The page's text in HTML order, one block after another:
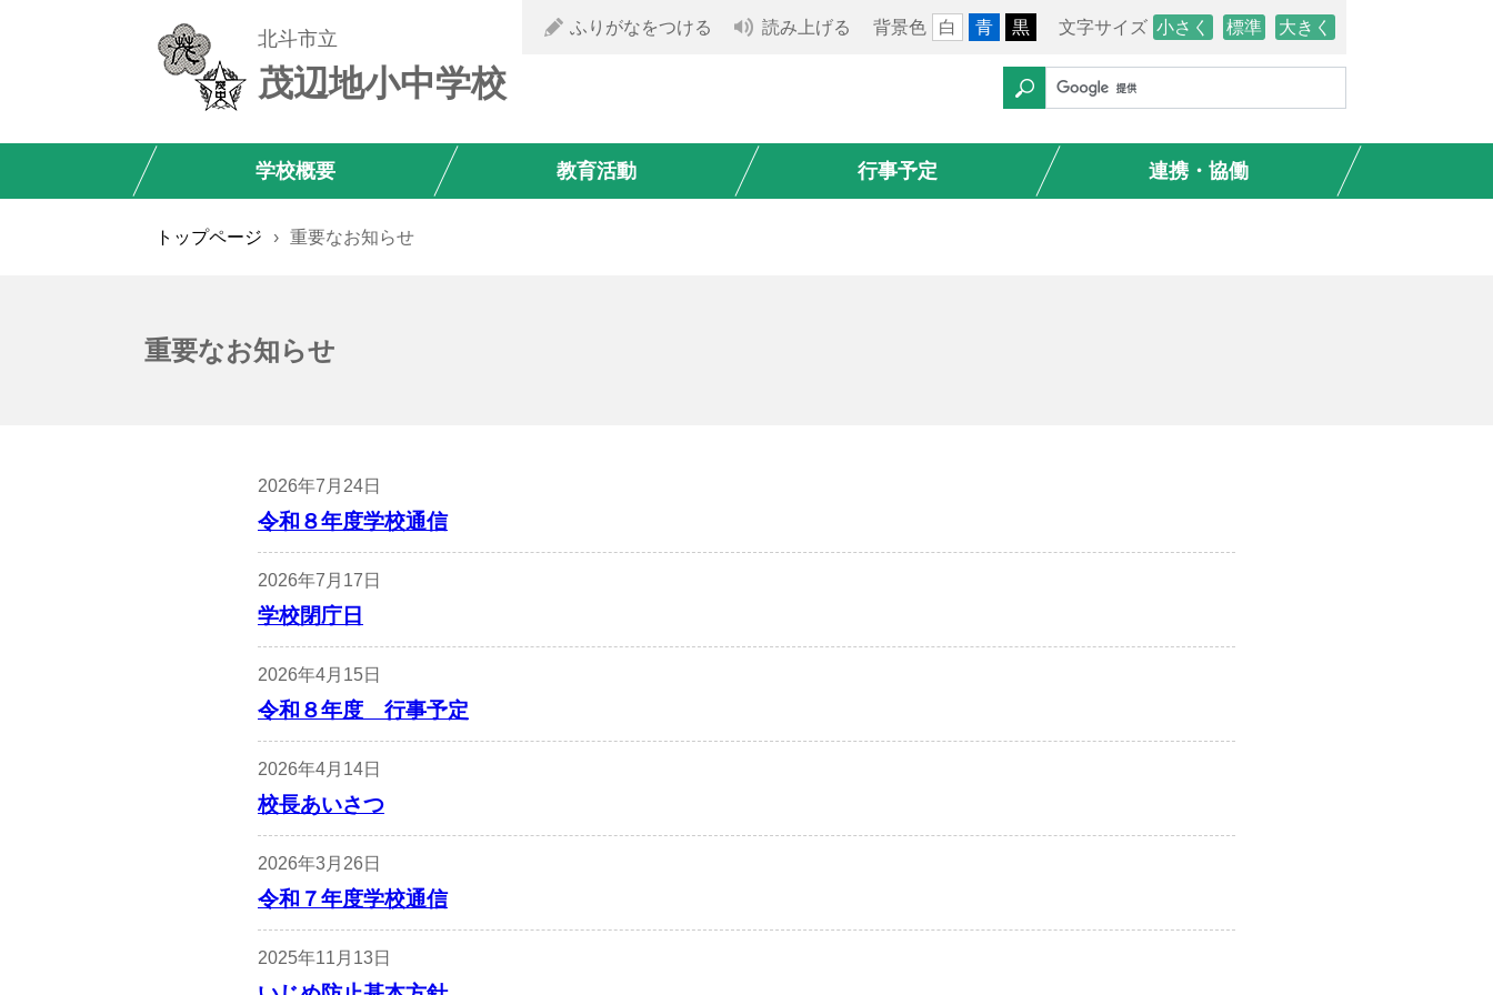
ふりがなをつける 読み上げる 背景色 白 青 黒 文字サイズ 小さく 標準 大きく
北斗市立
茂辺地小中学校
学校概要 教育活動 行事予定 連携・協働
トップページ › 重要なお知らせ
重要なお知らせ
2026年7月24日
令和８年度学校通信
2026年7月17日
学校閉庁日
2026年4月15日
令和８年度 行事予定
2026年4月14日
校長あいさつ
2026年3月26日
令和７年度学校通信
2025年11月13日